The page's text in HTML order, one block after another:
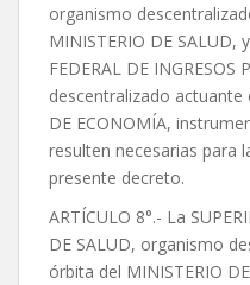
organismo
MINISTERIO DE SALUD,
FEDERAL DE
descentralizado actuante
DE ECONOMÍA,
resulten necesarias para
presente decreto.
ARTÍCULO 8°.- La
DE SALUD, organismo
órbita del MINISTERIO